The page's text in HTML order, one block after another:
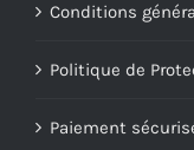
Conditions
Politique de
Paiement